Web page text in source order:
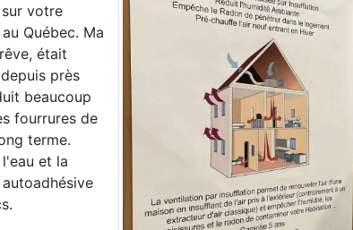
votre
Québec. Ma
était
près
beaucoup
fourrures de
terme.
et la